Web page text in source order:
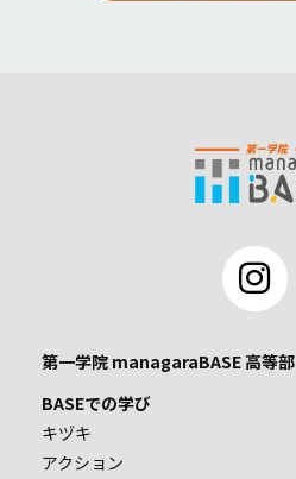
第一学院 managaraBASE 高等部
BASEでの学び
キヅキ
アクション